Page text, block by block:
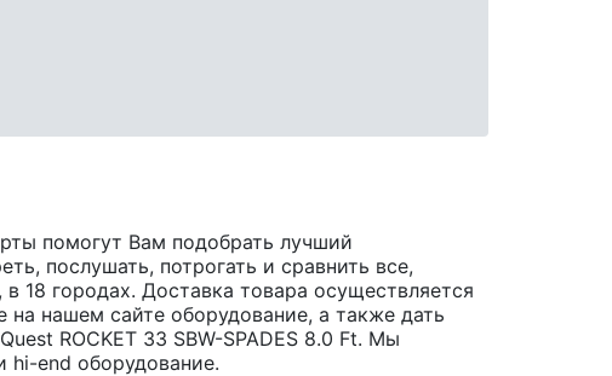
помогут Вам подобрать лучший
послушать, потрогать и сравнить все,
, в 18 городах. Доставка товара осуществляется
нашем сайте оборудование, а также дать
ROCKET 33 SBW-SPADES 8.0 Ft. Мы
hi-end оборудование.